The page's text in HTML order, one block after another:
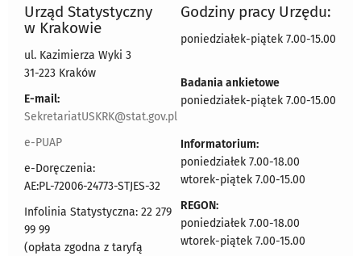
Urząd Statystyczny
w Krakowie
ul. Kazimierza Wyki 3
31-223 Kraków
E-mail:
SekretariatUSKRK@stat.gov.pl
e-PUAP
e-Doręczenia:
AE:PL-72006-24773-STJES-32
Infolinia Statystyczna: 22 279
99 99
(opłata zgodna z taryfą
Godziny pracy Urzędu:
poniedziałek-piątek 7.00-15.00
Badania ankietowe
poniedziałek-piątek 7.00-15.00
Informatorium:
poniedziałek 7.00-18.00
wtorek-piątek 7.00-15.00
REGON:
poniedziałek 7.00-18.00
wtorek-piątek 7.00-15.00